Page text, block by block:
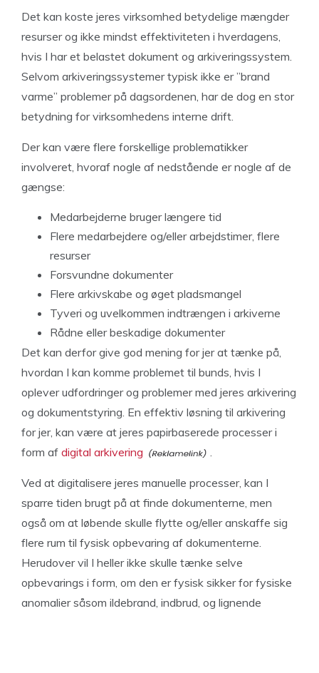
Det kan koste jeres virksomhed betydelige mængder
resurser og ikke mindst effektiviteten i hverdagens,
hvis I har et belastet dokument og arkiveringssystem.
Selvom arkiveringssystemer typisk ikke er ”brand
varme” problemer på dagsordenen, har de dog en stor
betydning for virksomhedens interne drift.
Der kan være flere forskellige problematikker
involveret, hvoraf nogle af nedstående er nogle af de
gængse:
Medarbejderne bruger længere tid
Flere medarbejdere og/eller arbejdstimer, flere
resurser
Forsvundne dokumenter
Flere arkivskabe og øget pladsmangel
Tyveri og uvelkommen indtrængen i arkiverne
Rådne eller beskadige dokumenter
Det kan derfor give god mening for jer at tænke på,
hvordan I kan komme problemet til bunds, hvis I
oplever udfordringer og problemer med jeres arkivering
og dokumentstyring. En effektiv løsning til arkivering
for jer, kan være at jeres papirbaserede processer i
form af digital arkivering .
Ved at digitalisere jeres manuelle processer, kan I
sparre tiden brugt på at finde dokumenterne, men
også om at løbende skulle flytte og/eller anskaffe sig
flere rum til fysisk opbevaring af dokumenterne.
Herudover vil I heller ikke skulle tænke selve
opbevarings i form, om den er fysisk sikker for fysiske
anomalier såsom ildebrand, indbrud, og lignende